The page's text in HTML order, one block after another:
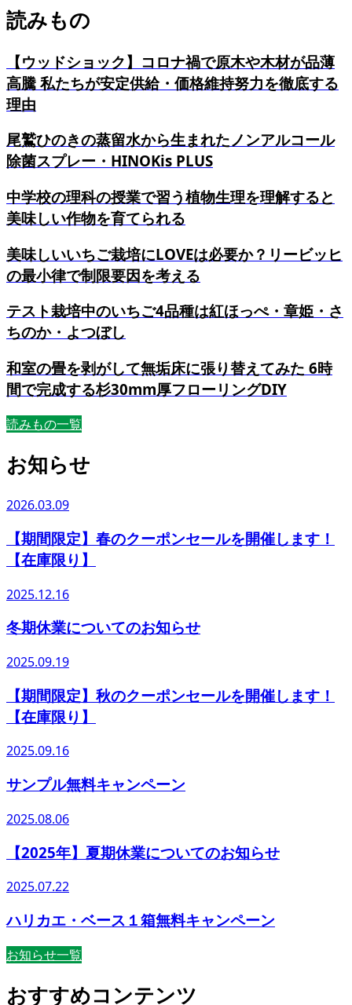
読みもの
【ウッドショック】コロナ禍で原木や木材が品薄
高騰 私たちが安定供給・価格維持努力を徹底する
理由
尾鷲ひのきの蒸留水から生まれたノンアルコール
除菌スプレー・HINOKis PLUS
中学校の理科の授業で習う植物生理を理解すると
美味しい作物を育てられる
美味しいいちご栽培にLOVEは必要か？リービッヒ
の最小律で制限要因を考える
テスト栽培中のいちご4品種は紅ほっぺ・章姫・さ
ちのか・よつぼし
和室の畳を剥がして無垢床に張り替えてみた 6時
間で完成する杉30mm厚フローリングDIY
読みもの一覧
お知らせ
2026.03.09
【期間限定】春のクーポンセールを開催します！
【在庫限り】
2025.12.16
冬期休業についてのお知らせ
2025.09.19
【期間限定】秋のクーポンセールを開催します！
【在庫限り】
2025.09.16
サンプル無料キャンペーン
2025.08.06
【2025年】夏期休業についてのお知らせ
2025.07.22
ハリカエ・ベース１箱無料キャンペーン
お知らせ一覧
おすすめコンテンツ